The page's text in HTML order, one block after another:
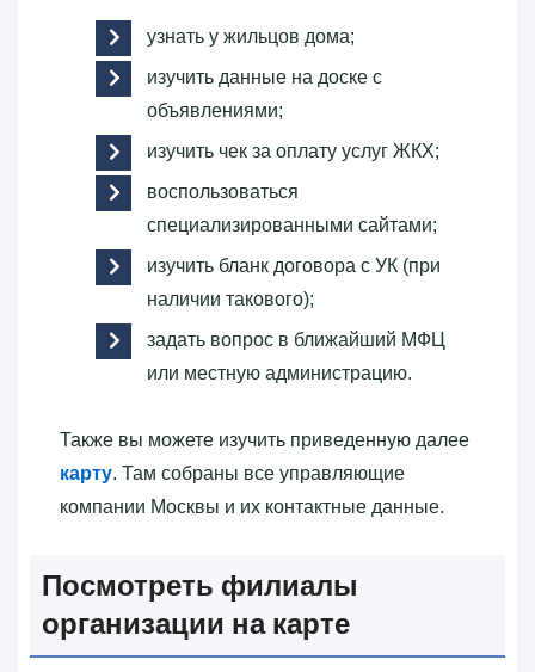
узнать у жильцов дома;
изучить данные на доске с
объявлениями;
изучить чек за оплату услуг ЖКХ;
воспользоваться
специализированными сайтами;
изучить бланк договора с УК (при
наличии такового);
задать вопрос в ближайший МФЦ
или местную администрацию.
Также вы можете изучить приведенную далее
карту. Там собраны все управляющие
компании Москвы и их контактные данные.
Посмотреть филиалы
организации на карте